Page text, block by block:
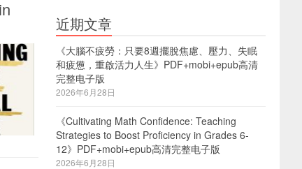
近期文章
《大腦不疲勞：只要8週擺脫焦慮、壓力、失眠
和疲憊，重啟活力人生》PDF+mobi+epub高清
完整电子版
2026年6月28日
《Cultivating Math Confidence: Teaching
Strategies to Boost Proficiency in Grades 6-
12》PDF+mobi+epub高清完整电子版
2026年6月28日